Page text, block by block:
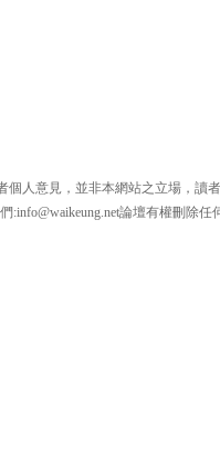
人意見，並非本網站之立場，讀
:info@waikeung.net論壇有權刪除任